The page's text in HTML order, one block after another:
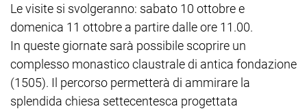
Le visite si svolgeranno: sabato 10 ottobre e
domenica 11 ottobre a partire dalle ore 11.00.
In queste giornate sarà possibile scoprire un
complesso monastico claustrale di antica fondazione
(1505). Il percorso permetterà di ammirare la
splendida chiesa settecentesca progettata